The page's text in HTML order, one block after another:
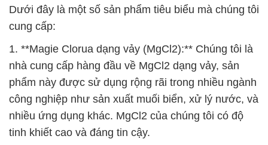
Dưới đây là một số sản phẩm tiêu biểu mà chúng tôi
cung cấp:
1. **Magie Clorua dạng vảy (MgCl2):** Chúng tôi là
nhà cung cấp hàng đầu về MgCl2 dạng vảy, sản
phẩm này được sử dụng rộng rãi trong nhiều ngành
công nghiệp như sản xuất muối biển, xử lý nước, và
nhiều ứng dụng khác. MgCl2 của chúng tôi có độ
tinh khiết cao và đáng tin cậy.